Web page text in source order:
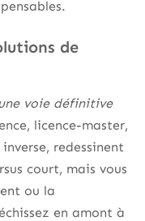
de
voie définitive
licence-master,
redessinent
court, mais vous
ou la
en amont à